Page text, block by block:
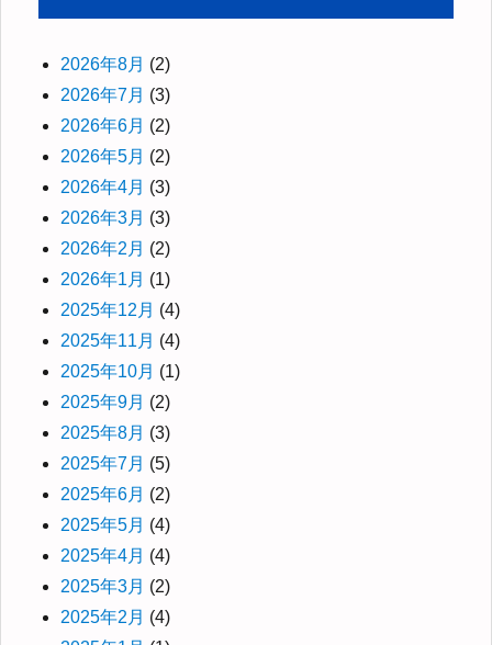
2026年8月 (2)
2026年7月 (3)
2026年6月 (2)
2026年5月 (2)
2026年4月 (3)
2026年3月 (3)
2026年2月 (2)
2026年1月 (1)
2025年12月 (4)
2025年11月 (4)
2025年10月 (1)
2025年9月 (2)
2025年8月 (3)
2025年7月 (5)
2025年6月 (2)
2025年5月 (4)
2025年4月 (4)
2025年3月 (2)
2025年2月 (4)